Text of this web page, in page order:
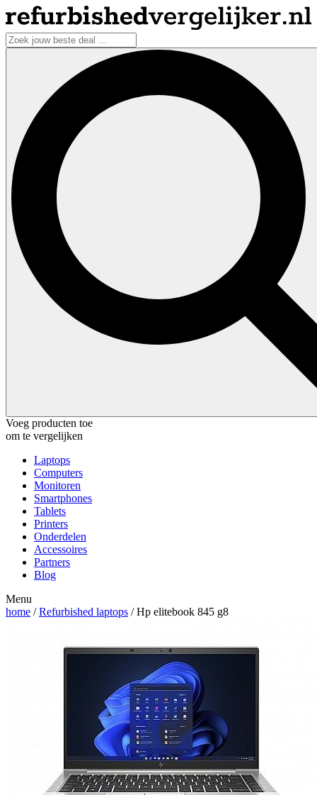
Voeg producten toe
om te vergelijken
Laptops
Computers
Monitoren
Smartphones
Tablets
Printers
Onderdelen
Accessoires
Partners
Blog
Menu
home /Refurbished laptops / Hp elitebook 845 g8